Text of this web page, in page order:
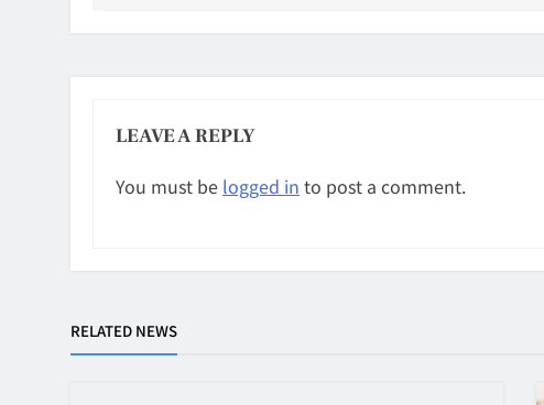
LEAVE A REPLY
You must be logged in to post a comment.
RELATED NEWS